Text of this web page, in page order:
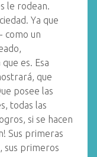
le rodean.
Ya que
como un
es. Esa
que
posee las
todas las
si se hacen
Sus primeras
sus primeros